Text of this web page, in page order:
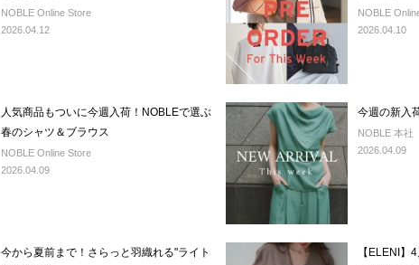
NOBLE Online Store
2026.04.12
NOBLE
2026.04.10
人気商品もついに今週入荷！NOBLEで選ぶ
春のシャツ＆ブラウス
NOBLE Online Store
2026.04.09
今週の新入
NOBLE 本社
2026.04.09
今から夏前まで！さらっと羽織れる"ライト
【ELENI】